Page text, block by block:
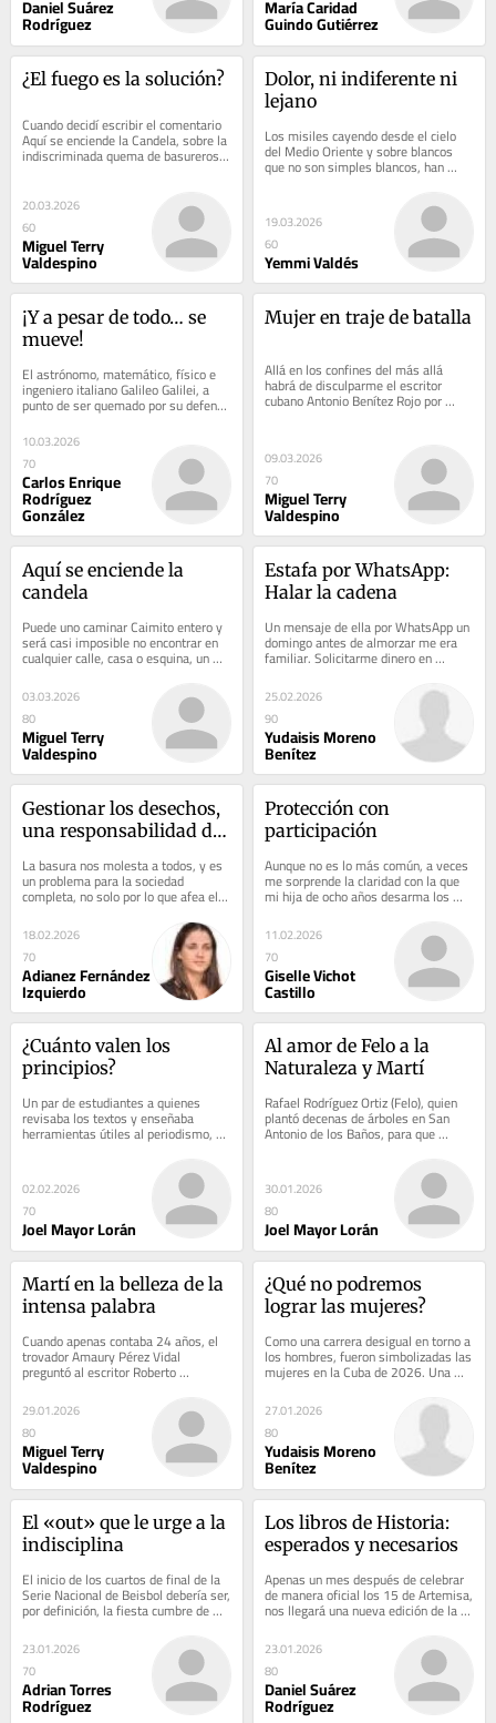
Daniel Suárez
Rodríguez
María Caridad
Guindo Gutiérrez
¿El fuego es la solución?
Cuando decidí escribir el comentario
Aquí se enciende la Candela, sobre la
indiscriminada quema de basureros
en Caimito, de forma muy
20.03.2026
60
Miguel Terry
Valdespino
Dolor, ni indiferente ni
lejano
Los misiles cayendo desde el cielo
del Medio Oriente y sobre blancos
que no son simples blancos, han
estado por estos días en el centro de
19.03.2026
60
Yemmi Valdés
¡Y a pesar de todo… se
mueve!
El astrónomo, matemático, físico e
ingeniero italiano Galileo Galilei, a
punto de ser quemado por su defensa
de la visión heliocéntrica del...
10.03.2026
70
Carlos Enrique
Rodríguez
González
Mujer en traje de batalla
Allá en los confines del más allá
habrá de disculparme el escritor
cubano Antonio Benítez Rojo por
tomar en préstamo para esta crónica
09.03.2026
70
Miguel Terry
Valdespino
Aquí se enciende la
candela
Puede uno caminar Caimito entero y
será casi imposible no encontrar en
cualquier calle, casa o esquina, un
montón de pajas negras, o puede
mirar al...
03.03.2026
80
Miguel Terry
Valdespino
Estafa por WhatsApp:
Halar la cadena
Un mensaje de ella por WhatsApp un
domingo antes de almorzar me era
familiar. Solicitarme dinero en
efectivo, se...
25.02.2026
90
Yudaisis Moreno
Benítez
Gestionar los desechos,
una responsabilidad de
La basura nos molesta a todos, y es
un problema para la sociedad
completa, no solo por lo que afea el
entorno, sino por los inconvenientes
de salud...
18.02.2026
70
Adianez Fernández
Izquierdo
Protección con
participación
Aunque no es lo más común, a veces
me sorprende la claridad con la que
mi hija de ocho años desarma los
argumentos. A su edad, llega a
conclusiones...
11.02.2026
70
Giselle Vichot
Castillo
¿Cuánto valen los
principios?
Un par de estudiantes a quienes
revisaba los textos y enseñaba
herramientas útiles al periodismo,
durante el período de sus prácticas...
02.02.2026
70
Joel Mayor Lorán
Al amor de Felo a la
Naturaleza y Martí
Rafael Rodríguez Ortiz (Felo), quien
plantó decenas de árboles en San
Antonio de los Baños, para que
narraran historias y evocaran
30.01.2026
80
Joel Mayor Lorán
Martí en la belleza de la
intensa palabra
Cuando apenas contaba 24 años, el
trovador Amaury Pérez Vidal
preguntó al escritor Roberto
Fernández Retamar qué poemas de
José Martí le...
29.01.2026
80
Miguel Terry
Valdespino
¿Qué no podremos
lograr las mujeres?
Como una carrera desigual en torno a
los hombres, fueron simbolizadas las
mujeres en la Cuba de 2026. Una
verdad a reflexionar, pues si bien no
será...
27.01.2026
80
Yudaisis Moreno
Benítez
El «out» que le urge a la
indisciplina
El inicio de los cuartos de final de la
Serie Nacional de Beisbol debería ser,
por definición, la fiesta cumbre de
nuestro pasatiempo nacional. Sin...
23.01.2026
70
Adrian Torres
Rodríguez
Los libros de Historia:
esperados y necesarios
Apenas un mes después de celebrar
de manera oficial los 15 de Artemisa,
nos llegará una nueva edición de la
Feria Internacional del Libro, con
sus...
23.01.2026
80
Daniel Suárez
Rodríguez